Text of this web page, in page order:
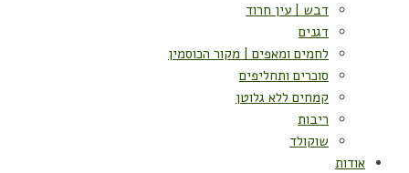
דבש | עין חרוד
דגנים
לחמים ומאפים | מקור הכוסמין
סוכרים ותחליפים
קמחים ללא גלוטן
ריבות
שוקולד
אודות